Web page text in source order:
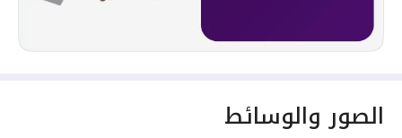
الصور والوسائط